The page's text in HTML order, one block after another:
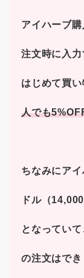
アイハーブ
注文時に入力
はじめて買い
人でも
ちなみにア
ドル（
となってい
の注文はで